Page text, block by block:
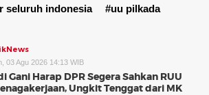
seluruh indonesia
#uu pilkada
03 Agu 2026 14:13 WIB
Gani Harap DPR Segera Sahkan RUU
Ungkit Tenggat dari MK